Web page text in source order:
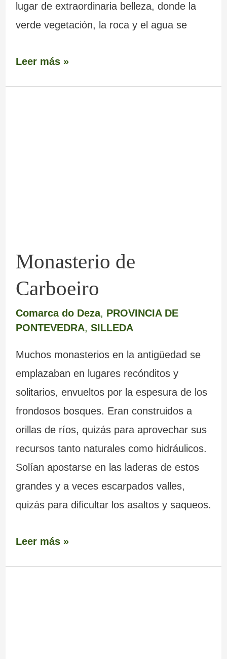
lugar de extraordinaria belleza, donde la
verde vegetación, la roca y el agua se
Leer más »
Monasterio de
Carboeiro
Comarca do Deza, PROVINCIA DE
PONTEVEDRA, SILLEDA
Muchos monasterios en la antigüedad se
emplazaban en lugares recónditos y
solitarios, envueltos por la espesura de los
frondosos bosques. Eran construidos a
orillas de ríos, quizás para aprovechar sus
recursos tanto naturales como hidráulicos.
Solían apostarse en las laderas de estos
grandes y a veces escarpados valles,
quizás para dificultar los asaltos y saqueos.
Leer más »